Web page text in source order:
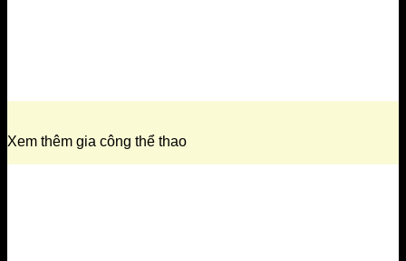
Xem thêm gia công thể thao